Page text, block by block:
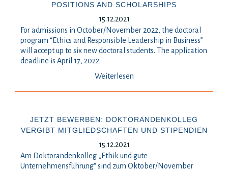
POSITIONS AND SCHOLARSHIPS
15.12.2021
For admissions in October/November 2022, the doctoral
program “Ethics and Responsible Leadership in Business”
will accept up to six new doctoral students. The application
deadline is April 17, 2022.
Weiterlesen
JETZT BEWERBEN: DOKTORANDENKOLLEG
VERGIBT MITGLIEDSCHAFTEN UND STIPENDIEN
15.12.2021
Am Doktorandenkolleg „Ethik und gute
Unternehmensführung“ sind zum Oktober/November